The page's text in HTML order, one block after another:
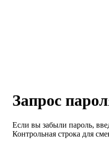
Запрос
Если вы забыли пароль,
Контрольная строка для